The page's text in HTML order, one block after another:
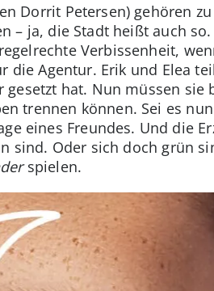
Dorrit Petersen) gehören
– ja, die Stadt heißt auch so.
Verbissenheit,
Agentur. Erik und Elea
hat. Nun müssen sie
trennen können. Sei es
eines Freundes. Und die
sind. Oder sich doch grün
spielen.